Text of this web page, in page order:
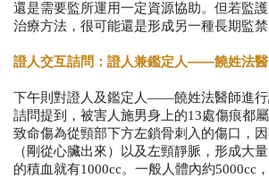
還是需要監所運用一定資源協助。但若監
治療方法，很可能還是形成另一種長期監禁
證人交互詰問：證人兼鑑定人——饒姓法
下午則對證人及鑑定人——饒姓法醫師進行
詰問提到，被害人施男身上的13處傷痕都
致命傷為從頸部下方左鎖骨刺入的傷口，
（剛從心臟出來）以及左頸靜脈，形成大
的積血就有1000cc。一般人體內約5000cc